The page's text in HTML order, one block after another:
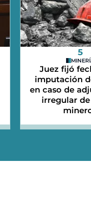
5
Juez fijó
imputación
en caso de
irregular